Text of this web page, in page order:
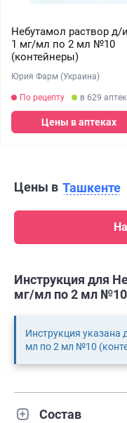
Небутамол раствор д/
1 мг/мл по 2 мл №10
(контейнеры)
Юрия Фарм (Украина)
По рецепту в 629
Цены в аптеках
Цены в Ташкенте
Инструкция для
мг/мл по 2 мл
Инструкция указана
мл по 2 мл №10
Состав